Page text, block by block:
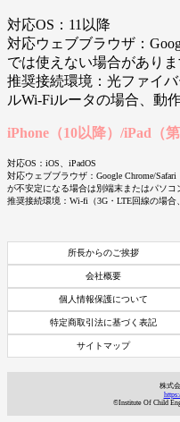
対応OS：11以降
対応ウェブブラウザ：
では使えない場合がありま
推奨接続環境：光ファイ
ルWi-Fiルータの場合、動
iPhone（10以降）/iPad（
対応OS：iOS、iPadOS
対応ウェブブラウザ：Google Chrome/
が不安定になる場合は別端末またはパソコ
推奨接続環境：Wi-fi（3G・LTE回線の場合
所長からのご挨拶
会社概要
個人情報保護について
特定商取引法に基づく表記
サイトマップ
株式
©Institute Of Child